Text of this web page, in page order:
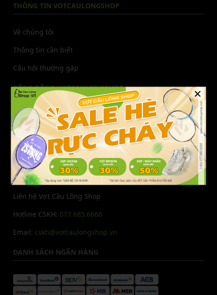
THÔNG TIN VOTCAULONGSHOP
Về chúng tôi
Thông tin cần biết
Câu hỏi thường gặp
CỘNG ĐỒNG VOTCAULONGSHOP
Facebook
Tiktok
Zalo
Youtube
Instagram
Pinterest
THÔNG TIN LIÊN HỆ
Liên hệ Vợt Cầu Lông Shop
Hotline CSKH: 077.685.6666
Email: cskh@votcaulongshop.vn
DANH SÁCH NGÂN HÀNG
×